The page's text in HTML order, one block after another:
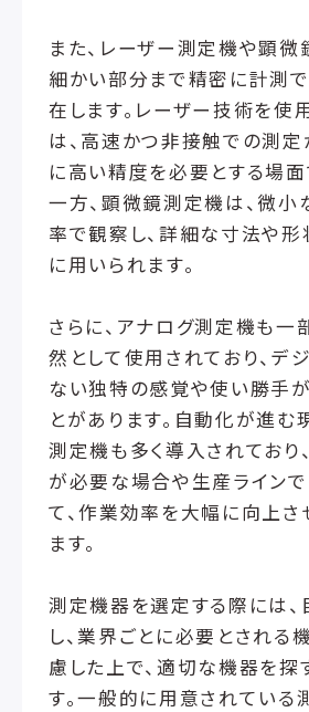
また、レーザー測定機や顕微
細かい部分まで精密に計測
在します。レーザー技術を使
は、高速かつ非接触での測定
に高い精度を必要とする場面
一方、顕微鏡測定機は、微
率で観察し、詳細な寸法や
に用いられます。
さらに、アナログ測定機も一
然として使用されており、デ
ない独特の感覚や使い勝手
とがあります。自動化が進む
測定機も多く導入されており
が必要な場合や生産ライン
て、作業効率を大幅に向上さ
ます。
測定機器を選定する際には
し、業界ごとに必要とされる
慮した上で、適切な機器を探
す。一般的に用意されている